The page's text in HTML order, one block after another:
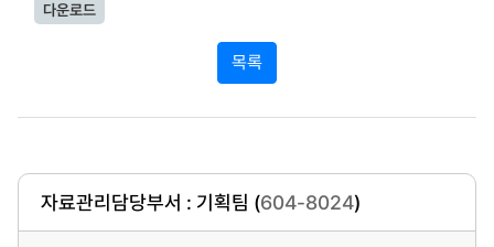
다운로드
목록
자료관리담당부서 : 기획팀 (604-8024)